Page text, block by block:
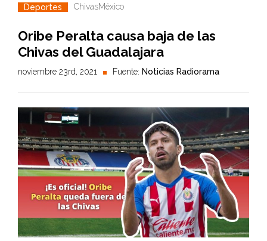
Deportes ChivasMéxico
Oribe Peralta causa baja de las
Chivas del Guadalajara
noviembre 23rd, 2021 Fuente: Noticias Radiorama